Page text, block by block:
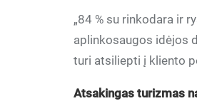
„84 % su rinkodara ir
aplinkosaugos idėjos
turi atsiliepti į kliento
Atsakingas turizmas